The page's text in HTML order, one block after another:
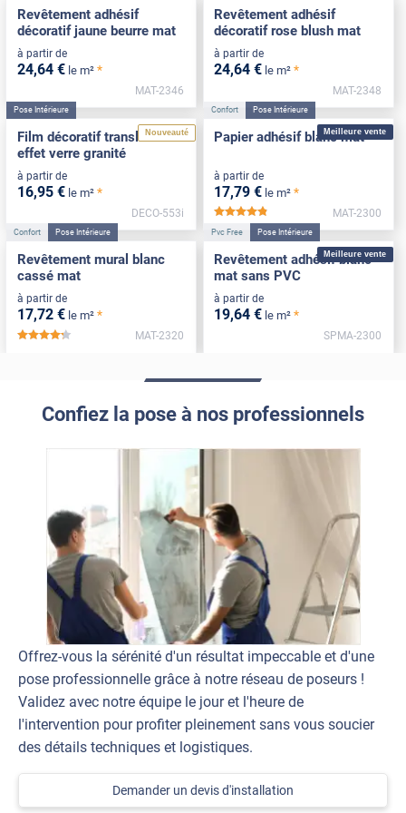
Revêtement adhésif
décoratif jaune beurre mat
à partir de
24,64 € le m² *
MAT-2346
Revêtement adhésif
décoratif rose blush mat
à partir de
24,64 € le m² *
MAT-2348
Nouveauté
Pose Intérieure
Film décoratif translucide
effet verre granité
à partir de
16,95 € le m² *
DECO-553i
Meilleure vente
Confort Pose Intérieure
Papier adhésif blanc mat
à partir de
17,79 € le m² *
*****
MAT-2300
Confort Pose Intérieure
Revêtement mural blanc
cassé mat
à partir de
17,72 € le m² *
*****
MAT-2320
Meilleure vente
Pvc Free Pose Intérieure
Revêtement adhésif blanc
mat sans PVC
à partir de
19,64 € le m² *
SPMA-2300
Confiez la pose à nos professionnels
Offrez-vous la sérénité d'un résultat impeccable et d'une
pose professionnelle grâce à notre réseau de poseurs !
Validez avec notre équipe le jour et l'heure de
l'intervention pour profiter pleinement sans vous soucier
des détails techniques et logistiques.
Demander un devis d'installation